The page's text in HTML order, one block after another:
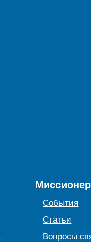
События
Статьи
Вопросы